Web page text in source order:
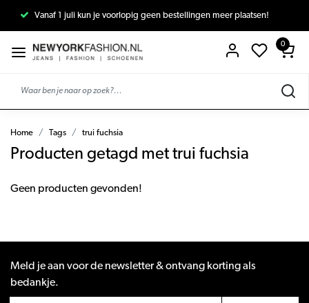
Vanaf 1 juli kun je voorlopig geen bestellingen meer plaatsen!
0
Home Tags trui fuchsia
Producten getagd met trui fuchsia
Geen producten gevonden!
Meld je aan voor de newsletter & ontvang korting als
bedankje.